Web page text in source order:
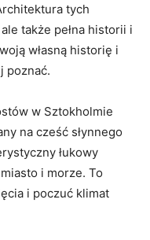
tych
także pełna historii i
własną historię i
poznać.
w‍ Sztokholmie
na cześć słynnego
łukowy
i morze. To
i poczuć klimat